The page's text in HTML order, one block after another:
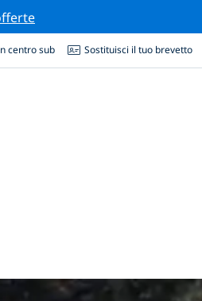
centro sub Sostituisci il tuo brevetto